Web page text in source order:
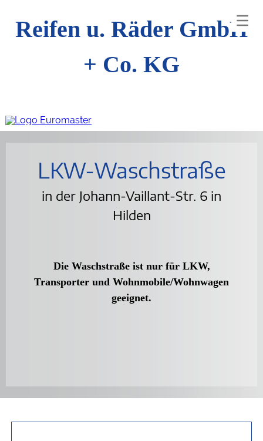
Reifen u. Räder GmbH
+ Co. KG
LKW-Waschstraße
in der Johann-Vaillant-Str. 6 in
Hilden
Die Waschstraße ist nur für LKW,
Transporter und Wohnmobile/Wohnwagen
geeignet.